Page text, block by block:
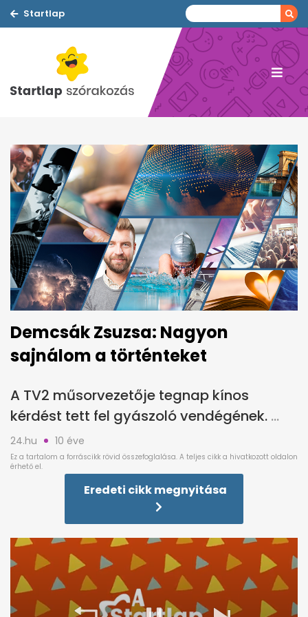
Startlap
Demcsák Zsuzsa: Nagyon
sajnálom a történteket
A TV2 műsorvezetője tegnap kínos
kérdést tett fel gyászoló vendégének.
24.hu 10 éve
Eredeti cikk megnyitása